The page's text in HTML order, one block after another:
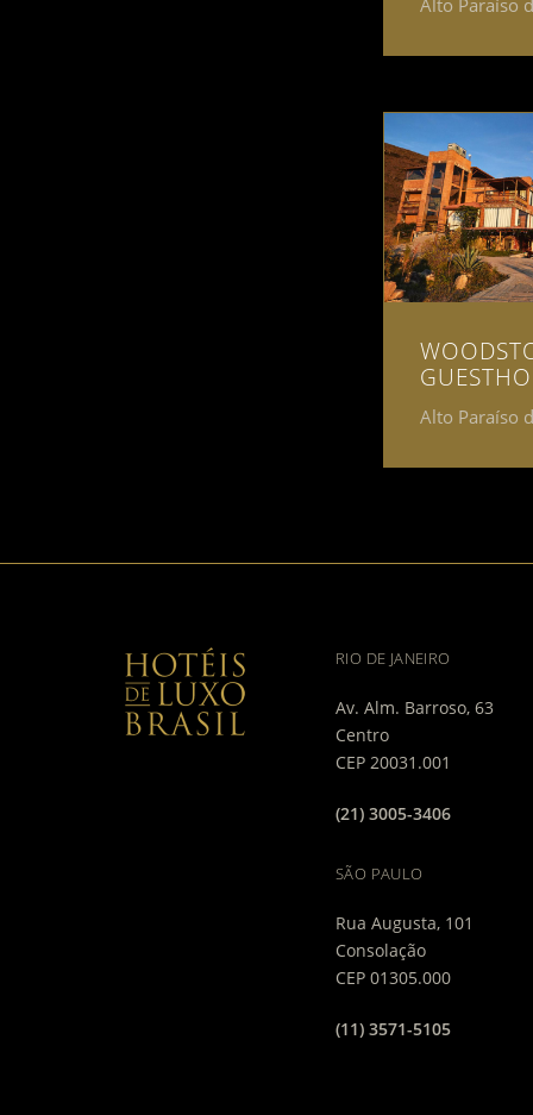
Alto Paraíso
RIO DE JANEIRO
Av. Alm. Barroso, 63
Centro
CEP 20031.001
(21) 3005-3406
SÃO PAULO
Rua Augusta, 101
Consolação
CEP 01305.000
(11) 3571-5105